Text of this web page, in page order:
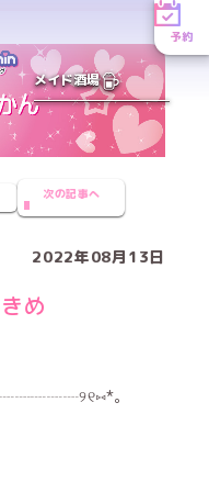
予約
メイド酒場
次の記事へ
2022年08月13日
め
｡